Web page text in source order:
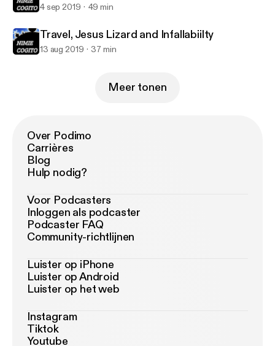
4 sep 2019 49 min
Travel, Jesus Lizard and Infallabiilty
13 aug 2019 37 min
Meer tonen
Over Podimo
Carrières
Blog
Hulp nodig?
Voor Podcasters
Inloggen als podcaster
Podcaster FAQ
Community-richtlijnen
Luister op iPhone
Luister op Android
Luister op het web
Instagram
Tiktok
Youtube